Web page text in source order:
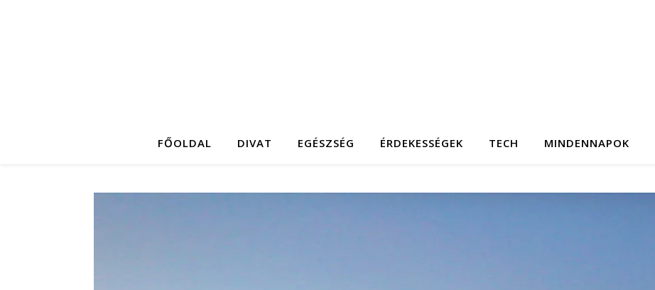
FŐOLDAL DIVAT EGÉSZSÉG ÉRDEKESSÉGEK TECH MINDENNAPOK